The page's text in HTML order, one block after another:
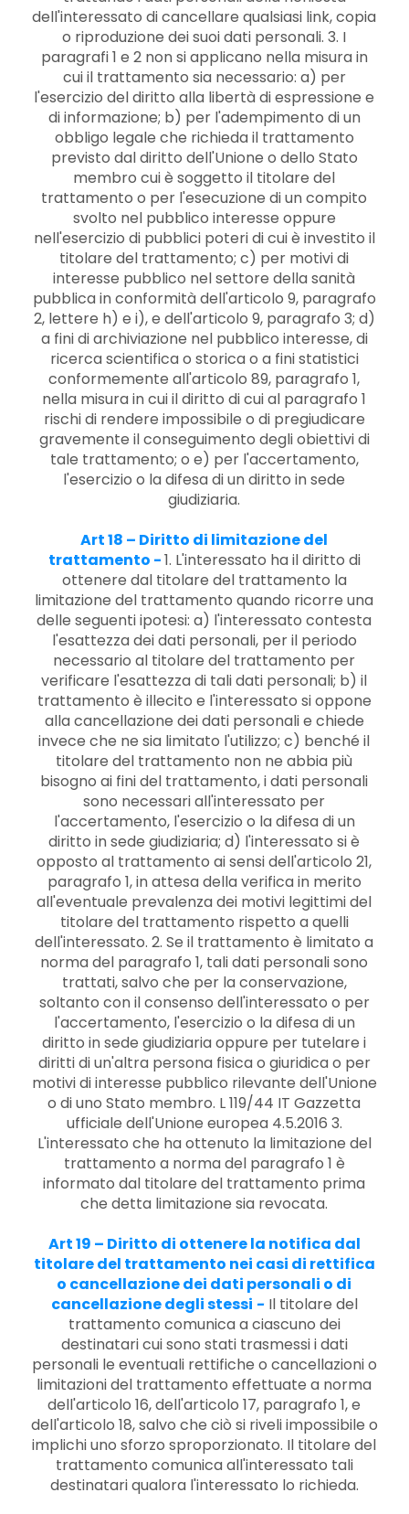
dell'interessato di cancellare qualsiasi link, copia
o riproduzione dei suoi dati personali. 3. I
paragrafi 1 e 2 non si applicano nella misura in
cui il trattamento sia necessario: a) per
l'esercizio del diritto alla libertà di espressione e
di informazione; b) per l'adempimento di un
obbligo legale che richieda il trattamento
previsto dal diritto dell'Unione o dello Stato
membro cui è soggetto il titolare del
trattamento o per l'esecuzione di un compito
svolto nel pubblico interesse oppure
nell'esercizio di pubblici poteri di cui è investito il
titolare del trattamento; c) per motivi di
interesse pubblico nel settore della sanità
pubblica in conformità dell'articolo 9, paragrafo
2, lettere h) e i), e dell'articolo 9, paragrafo 3; d)
a fini di archiviazione nel pubblico interesse, di
ricerca scientifica o storica o a fini statistici
conformemente all'articolo 89, paragrafo 1,
nella misura in cui il diritto di cui al paragrafo 1
rischi di rendere impossibile o di pregiudicare
gravemente il conseguimento degli obiettivi di
tale trattamento; o e) per l'accertamento,
l'esercizio o la difesa di un diritto in sede
giudiziaria.
Art 18 – Diritto di limitazione del
trattamento -1. L'interessato ha il diritto di
ottenere dal titolare del trattamento la
limitazione del trattamento quando ricorre una
delle seguenti ipotesi: a) l'interessato contesta
l'esattezza dei dati personali, per il periodo
necessario al titolare del trattamento per
verificare l'esattezza di tali dati personali; b) il
trattamento è illecito e l'interessato si oppone
alla cancellazione dei dati personali e chiede
invece che ne sia limitato l'utilizzo; c) benché il
titolare del trattamento non ne abbia più
bisogno ai fini del trattamento, i dati personali
sono necessari all'interessato per
l'accertamento, l'esercizio o la difesa di un
diritto in sede giudiziaria; d) l'interessato si è
opposto al trattamento ai sensi dell'articolo 21,
paragrafo 1, in attesa della verifica in merito
all'eventuale prevalenza dei motivi legittimi del
titolare del trattamento rispetto a quelli
dell'interessato. 2. Se il trattamento è limitato a
norma del paragrafo 1, tali dati personali sono
trattati, salvo che per la conservazione,
soltanto con il consenso dell'interessato o per
l'accertamento, l'esercizio o la difesa di un
diritto in sede giudiziaria oppure per tutelare i
diritti di un'altra persona fisica o giuridica o per
motivi di interesse pubblico rilevante dell'Unione
o di uno Stato membro. L 119/44 IT Gazzetta
ufficiale dell'Unione europea 4.5.2016 3.
L'interessato che ha ottenuto la limitazione del
trattamento a norma del paragrafo 1 è
informato dal titolare del trattamento prima
che detta limitazione sia revocata.
Art 19 – Diritto di ottenere la notifica dal
titolare del trattamento nei casi di rettifica
o cancellazione dei dati personali o di
cancellazione degli stessi - Il titolare del
trattamento comunica a ciascuno dei
destinatari cui sono stati trasmessi i dati
personali le eventuali rettifiche o cancellazioni o
limitazioni del trattamento effettuate a norma
dell'articolo 16, dell'articolo 17, paragrafo 1, e
dell'articolo 18, salvo che ciò si riveli impossibile o
implichi uno sforzo sproporzionato. Il titolare del
trattamento comunica all'interessato tali
destinatari qualora l'interessato lo richieda.